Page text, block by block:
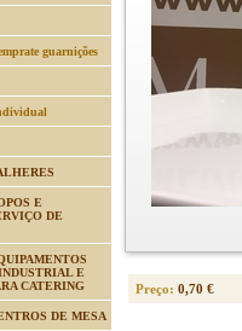
guarnições
E
DE
E
CATERING
DE MESA
Preço: 0,70 €